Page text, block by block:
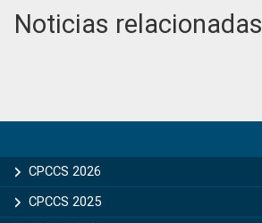
Noticias relacionadas
Sidebar
CPCCS 2026
CPCCS 2025